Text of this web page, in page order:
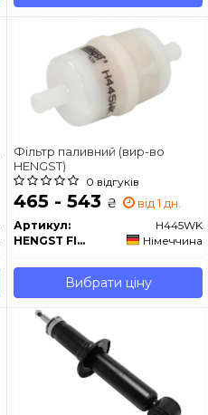
Фільтр паливний (вир-во
HENGST)
0 відгуків
465 - 543 ₴ від 1 дн.
Артикул:
H445WK
HENGST FILTER
Німеччина
Вибрати ціну